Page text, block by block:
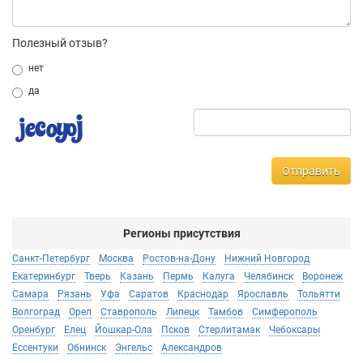
Полезный отзыв?
нет
да
Отправить
Регионы присутствия
Санкт-Петербург Москва Ростов-на-Дону
Нижний Новгород
Екатеринбург
Тверь Казань Пермь Калуга Челябинск
Воронеж
Самара
Рязань Уфа Саратов Краснодар Ярославль
Тольятти
Волгоград
Орел Ставрополь Липецк Тамбов
Симферополь
Оренбург
Елец Йошкар-Ола Псков Стерлитамак
Чебоксары
Ессентуки
Обнинск Энгельс Александров